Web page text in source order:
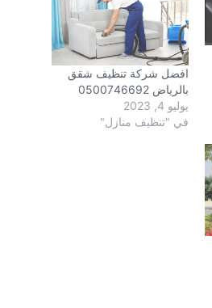
افضل شركة تنظيف شقق
بالرياض 0500746692
يوليو 4, 2023
في "تنظيف منازل"